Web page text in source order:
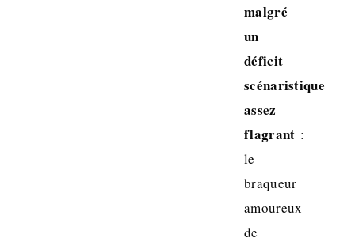
malgré
un
déficit
scénaristique
assez
flagrant :
le
braqueur
amoureux
de